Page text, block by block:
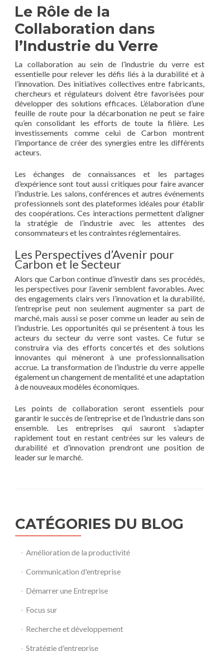
Le Rôle de la
Collaboration dans
l’Industrie du Verre
La collaboration au sein de l’industrie du verre est
essentielle pour relever les défis liés à la durabilité et à
l’innovation. Des initiatives collectives entre fabricants,
chercheurs et régulateurs doivent être favorisées pour
développer des solutions efficaces. L’élaboration d’une
feuille de route pour la décarbonation ne peut se faire
qu’en consolidant les efforts de toute la filière. Les
investissements comme celui de Carbon montrent
l’importance de créer des synergies entre les différents
acteurs.
Les échanges de connaissances et les partages
d’expérience sont tout aussi critiques pour faire avancer
l’industrie. Les salons, conférences et autres événements
professionnels sont des plateformes idéales pour établir
des coopérations. Ces interactions permettent d’aligner
la stratégie de l’industrie avec les attentes des
consommateurs et les contraintes réglementaires.
Les Perspectives d’Avenir pour
Carbon et le Secteur
Alors que Carbon continue d’investir dans ses procédés,
les perspectives pour l’avenir semblent favorables. Avec
des engagements clairs vers l’innovation et la durabilité,
l’entreprise peut non seulement augmenter sa part de
marché, mais aussi se poser comme un leader au sein de
l’industrie. Les opportunités qui se présentent à tous les
acteurs du secteur du verre sont vastes. Ce futur se
construira via des efforts concertés et des solutions
innovantes qui mèneront à une professionnalisation
accrue. La transformation de l’industrie du verre appelle
également un changement de mentalité et une adaptation
à de nouveaux modèles économiques.
Les points de collaboration seront essentiels pour
garantir le succès de l’entreprise et de l’industrie dans son
ensemble. Les entreprises qui sauront s’adapter
rapidement tout en restant centrées sur les valeurs de
durabilité et d’innovation prendront une position de
leader sur le marché.
CATÉGORIES DU BLOG
Amélioration de la productivité
Communication d'entreprise
Démarrer une Entreprise
Focus sur
Recherche et développement
Stratégie d'entreprise